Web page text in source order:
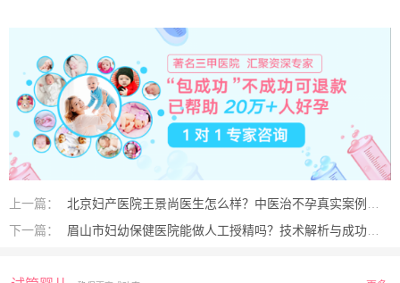
上一篇：
北京妇产医院王景尚医生怎么样？中医治不孕真实案例揭秘
下一篇：
眉山市妇幼保健医院能做人工授精吗？技术解析与成功案例分享